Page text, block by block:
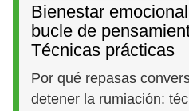
Bienestar
bucle de
Técnicas prácticas
Por qué repasas
detener la rumiación: